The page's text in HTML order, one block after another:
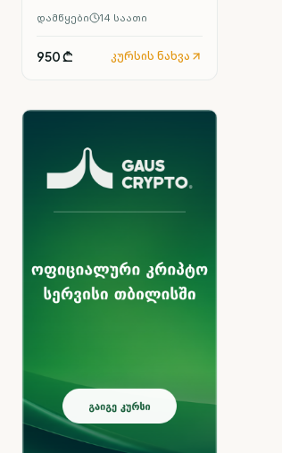
დამწყები 14 საათი
950 ₾ კურსის ნახვა